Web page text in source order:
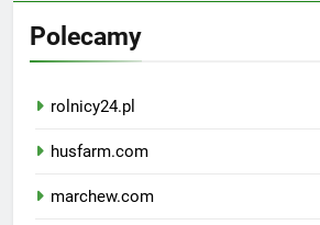
Polecamy
rolnicy24.pl
husfarm.com
marchew.com